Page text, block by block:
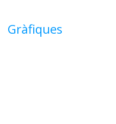
Gràfiques